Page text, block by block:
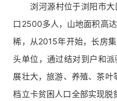
浏河源村位于浏阳市大
口2500多人，山地面积高
稀，从2015年开始，长房
头单位，通过结对到户和
展壮大，旅游、养殖、茶
档立卡贫困人口全部实现脱